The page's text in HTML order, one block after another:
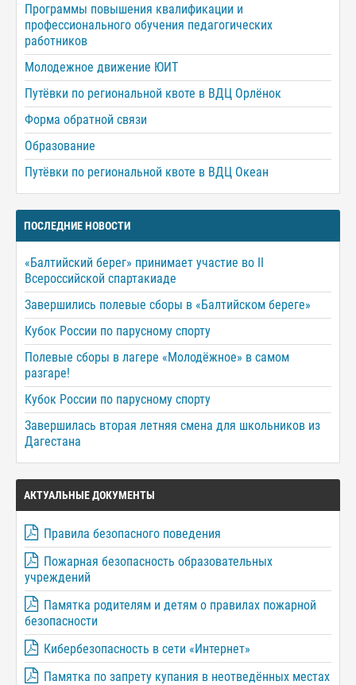
Программы повышения квалификации и
профессионального обучения педагогических
работников
Молодежное движение ЮИТ
Путёвки по региональной квоте в ВДЦ Орлёнок
Форма обратной связи
Образование
Путёвки по региональной квоте в ВДЦ Океан
ПОСЛЕДНИЕ НОВОСТИ
«Балтийский берег» принимает участие во II
Всероссийской спартакиаде
Завершились полевые сборы в «Балтийском береге»
Кубок России по парусному спорту
Полевые сборы в лагере «Молодёжное» в самом
разгаре!
Кубок России по парусному спорту
Завершилась вторая летняя смена для школьников из
Дагестана
АКТУАЛЬНЫЕ ДОКУМЕНТЫ
Правила безопасного поведения
Пожарная безопасность образовательных
учреждений
Памятка родителям и детям о правилах пожарной
безопасности
Кибербезопасность в сети «Интернет»
Памятка по запрету купания в неотведённых местах